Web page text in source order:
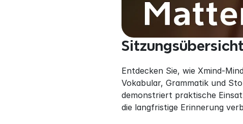
Sitzungsübersicht
Entdecken Sie, wie Xmind-
Vokabular, Grammatik und
demonstriert praktische
die langfristige Erinnerung